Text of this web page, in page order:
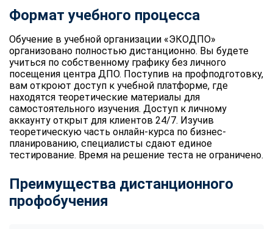
Формат учебного процесса
Обучение в учебной организации «ЭКОДПО»
организовано полностью дистанционно. Вы будете
учиться по собственному графику без личного
посещения центра ДПО. Поступив на профподготовку,
вам откроют доступ к учебной платформе, где
находятся теоретические материалы для
самостоятельного изучения. Доступ к личному
аккаунту открыт для клиентов 24/7. Изучив
теоретическую часть онлайн-курса по бизнес-
планированию, специалисты сдают единое
тестирование. Время на решение теста не ограничено.
Преимущества дистанционного
профобучения